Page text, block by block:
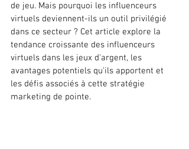
de jeu. Mais pourquoi les influenceurs
virtuels deviennent-ils un outil privilégié
dans ce secteur ? Cet article explore la
tendance croissante des influenceurs
virtuels dans les jeux d'argent, les
avantages potentiels qu'ils apportent et
les défis associés à cette stratégie
marketing de pointe.